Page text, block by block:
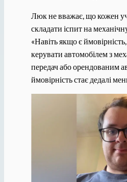
Люк не вважає, що кожен
складати іспит на
«Навіть якщо є
керувати автомобілем з
передач або орендованим
ймовірність стає дедалі